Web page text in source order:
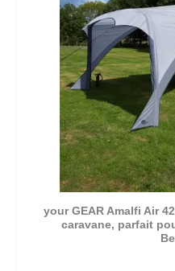
your GEAR Amalfi Air
caravane, parfait